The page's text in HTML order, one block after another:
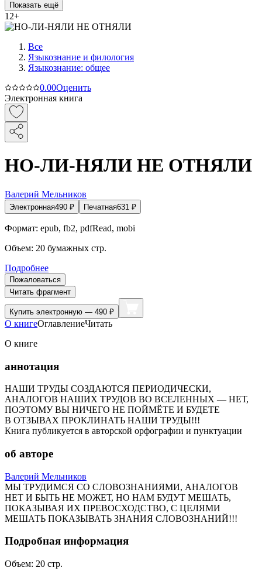
Показать ещё
12+
Все
Языкознание и филология
Языкознание: общее
0.00Оценить
Электронная книга
НО-ЛИ-НЯЛИ НЕ ОТНЯЛИ
Валерий Мельников
Электронная490 ₽ Печатная631 ₽
Формат: epub, fb2, pdfRead, mobi
Объем: 20 бумажных стр.
Подробнее
Пожаловаться
Читать фрагмент
Купить электронную — 490 ₽
О книгеОглавлениеЧитать
О книге
аннотация
НАШИ ТРУДЫ СОЗДАЮТСЯ ПЕРИОДИЧЕСКИ,
АНАЛОГОВ НАШИХ ТРУДОВ ВО ВСЕЛЕННЫХ — НЕТ,
ПОЭТОМУ ВЫ НИЧЕГО НЕ ПОЙМЁТЕ И БУДЕТЕ
В ОТЗЫВАХ ПРОКЛИНАТЬ НАШИ ТРУДЫ!!!
Книга публикуется в авторской орфографии и пунктуации
об авторе
Валерий Мельников
МЫ ТРУДИМСЯ СО СЛОВОЗНАНИЯМИ, АНАЛОГОВ
НЕТ И БЫТЬ НЕ МОЖЕТ, НО НАМ БУДУТ МЕШАТЬ,
ПОКАЗЫВАЯ ИХ ПРЕВОСХОДСТВО, С ЦЕЛЯМИ
МЕШАТЬ ПОКАЗЫВАТЬ ЗНАНИЯ СЛОВОЗНАНИЙ!!!
Подробная информация
Объем: 20 стр.